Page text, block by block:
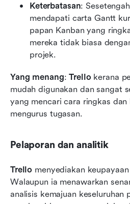
Keterbatasan:
mendapati carta Gantt
papan Kanban yang
mereka tidak biasa
projek.
Yang menang: Trello kerana
mudah digunakan dan sangat
yang mencari cara ringkas dan
mengurus tugasan.
Pelaporan dan analitik
Trello menyediakan
Walaupun ia menawarkan
analisis kemajuan keseluruhan